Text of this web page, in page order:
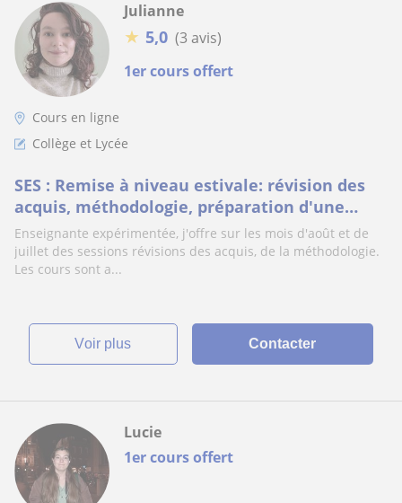
1er cours offert
Julianne
★ 5,0 (3 avis)
Cours en ligne
Collège et Lycée
SES : Remise à niveau estivale: révision des
acquis, méthodologie, préparation d'une
rentrée sereine
Enseignante expérimentée, j'offre sur les mois d'août et de
juillet des sessions révisions des acquis, de la méthodologie.
Les cours sont a...
voir plus Contacter
1er cours offert
Lucie